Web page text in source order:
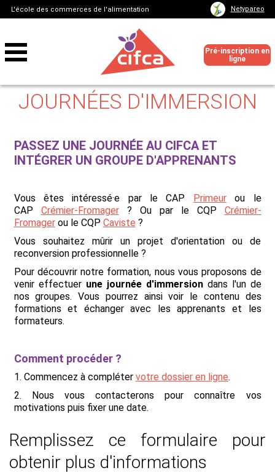
L'école des commerces de l'alimentation Netypareo
Pré-inscription en
ligne
JOURNÉES D'IMMERSION
PASSEZ UNE JOURNÉE AU CIFCA ET
INTÉGRER UN GROUPE D'APPRENANTS
Vous êtes intéressé·e par le CAP Primeurou le
CAP
Crémier-Fromager ? Ou par le CQP
Crémier-
Fromagerou le CQP Caviste ?
Vous souhaitez mûrir un projet d'orientation ou de
reconversion professionnelle ?
Pour découvrir notre formation, nous vous proposons de
venir effectuer une journée d'immersion dans l'un de
nos groupes. Vous pourrez ainsi voir le contenu des
formations et échanger avec les apprenants et les
formateurs.
Comment procéder ?
1. Commencez à compléter votre dossier en ligne.
2. Nous vous contacterons pour connaître vos
motivations puis fixer une date.
Remplissez ce formulaire pour
obtenir plus d'informations